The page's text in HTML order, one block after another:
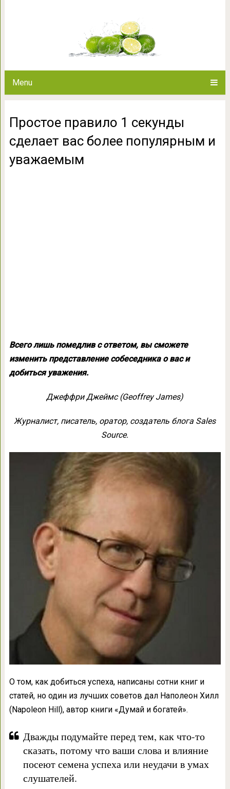
Menu
Простое правило 1 секунды
сделает вас более популярным и
уважаемым
Всего лишь помедлив с ответом, вы сможете
изменить представление собеседника о вас и
добиться уважения.
Джеффри Джеймс (Geoffrey James)
Журналист, писатель, оратор, создатель блога Sales
Source.
О том, как добиться успеха, написаны сотни книг и
статей, но один из лучших советов дал Наполеон Хилл
(Napoleon Hill), автор книги «Думай и богатей».
Дважды подумайте перед тем, как что-то
сказать, потому что ваши слова и влияние
посеют семена успеха или неудачи в умах
слушателей.